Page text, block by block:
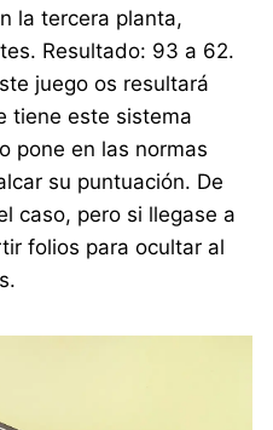
la tercera planta,
Resultado: 93 a 62.
juego os resultará
tiene este sistema
pone en las normas
su puntuación. De
caso, pero si llegase a
folios para ocultar al